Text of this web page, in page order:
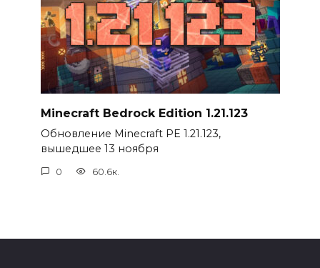
Minecraft Bedrock Edition 1.21.123
Обновление Minecraft PE 1.21.123,
вышедшее 13 ноября
0 60.6к.